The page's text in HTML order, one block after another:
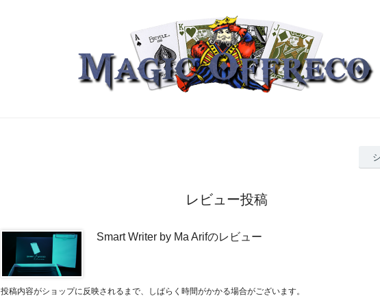
レビュー投稿
Smart Writer by Ma Arifのレビュー
投稿内容がショップに反映されるまで、しばらく時間がかかる場合がございます。